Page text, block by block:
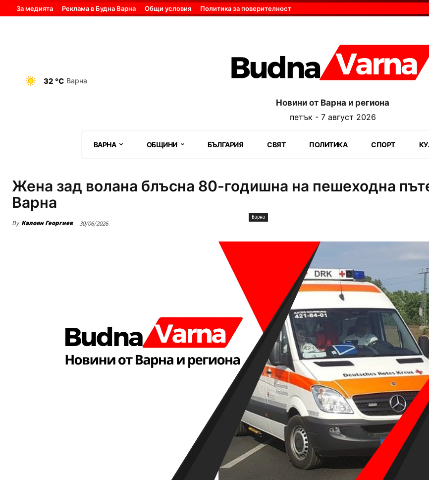
За медията Реклама в Будна Варна Общи условия Политика за поверителност
32 °C Варна
Новини от Варна и региона
петък - 7 август 2026
ВАРНА ОБЩИНИ БЪЛГАРИЯ СВЯТ ПОЛИТИКА СПОРТ
Жена зад волана блъсна 80-годишна на пешеходна
Варна
By Калоян Георгиев 30/06/2026
Варна